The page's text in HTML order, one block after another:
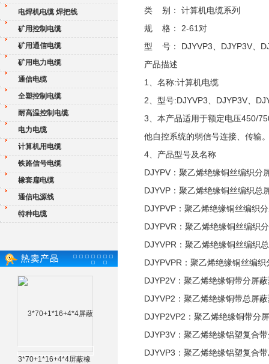
电焊机电缆 焊把线
矿用控制电缆
矿用通信电缆
矿用电力电缆
通信电缆
全塑控制电缆
耐高温控制电缆
电力电缆
计算机用电缆
铁路信号电缆
橡套扁电缆
通信电源线
特种电缆
3*70+1*16+4*4屏蔽橡
类 别： 计算机电缆系列
规 格： 2-61对
型 号： DJYVP3、DJYP3V、
产品描述
1、名称:计算机电缆
2、型号:DJYVP3、DJYP3V、
3、本产品适用于额定电压450/
他自控系统的弱信号连接、传输
4、产品型号及名称
DJYPV：聚乙烯绝缘铜丝编织分
DJYVP：聚乙烯绝缘铜丝编织总
DJYPVP：聚乙烯绝缘铜丝编织
DJYPVR：聚乙烯绝缘铜丝编织
DJYVPR：聚乙烯绝缘铜丝编织
DJYPVPR：聚乙烯绝缘铜丝编
DJYP2V：聚乙烯绝缘铜带分屏
DJYVP2：聚乙烯绝缘铜带总屏
DJYP2VP2：聚乙烯绝缘铜带分
DJYP3V：聚乙烯绝缘铝塑复合
DJYVP3：聚乙烯绝缘铝塑复合